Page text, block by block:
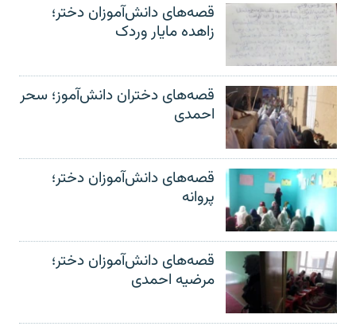
قصه‌های دانش‌آموزان دختر؛
زاهده مایار وردک
قصه‌های دختران دانش‌آموز؛ سحر
احمدی
قصه‌های دانش‌آموزان دختر؛
پروانه
قصه‌های دانش‌آموزان دختر؛
مرضیه احمدی